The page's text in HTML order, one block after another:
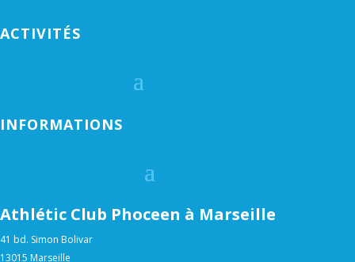
ACTIVITÉS
INFORMATIONS
Athlétic Club Phoceen à Marseille
41 bd. Simon Bolivar
13015 Marseille